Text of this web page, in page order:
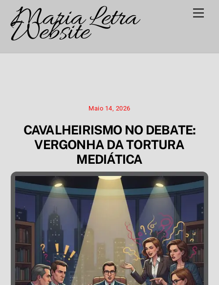
content
Maria Letra
Website
Maio 14, 2026
CAVALHEIRISMO NO DEBATE:
VERGONHA DA TORTURA
MEDIÁTICA